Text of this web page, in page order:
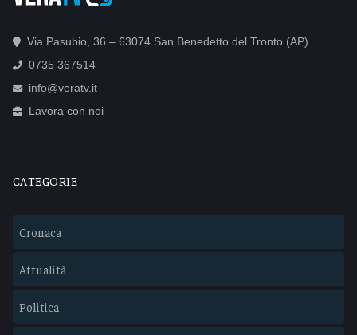
Via Pasubio, 36 – 63074 San Benedetto del Tronto (AP)
0735 367514
info@veratv.it
Lavora con noi
CATEGORIE
Cronaca
Attualità
Politica